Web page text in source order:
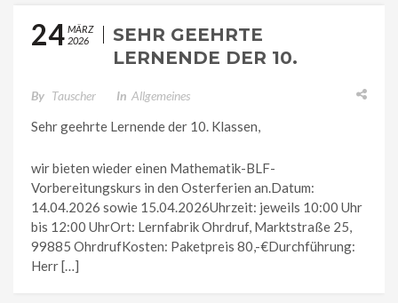
24 MÄRZ
2026
SEHR GEEHRTE
LERNENDE DER 10.
By Tauscher In Allgemeines
Sehr geehrte Lernende der 10. Klassen,
wir bieten wieder einen Mathematik-BLF-
Vorbereitungskurs in den Osterferien an.Datum:
14.04.2026 sowie 15.04.2026Uhrzeit: jeweils 10:00 Uhr
bis 12:00 UhrOrt: Lernfabrik Ohrdruf, Marktstraße 25,
99885 OhrdrufKosten: Paketpreis 80,-€Durchführung:
Herr […]